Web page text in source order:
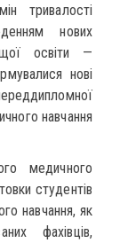
тривалості
нових
освіти —
нові
навчання
медичного
студентів
навчання, як
фахівців,